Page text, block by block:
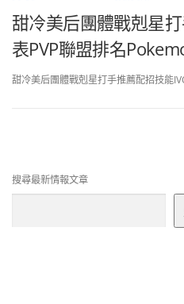
甜冷美后團體戰剋星
表PVP聯盟排名
甜冷美后團體戰剋星打手推薦配招技能
搜尋最新情報文章